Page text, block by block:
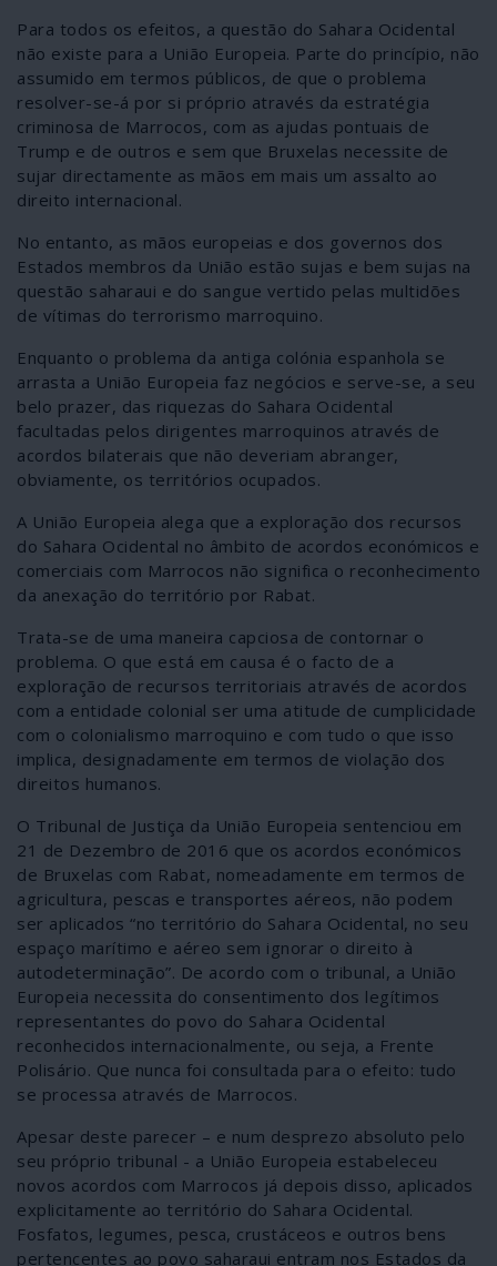
Para todos os efeitos, a questão do Sahara Ocidental
não existe para a União Europeia. Parte do princípio, não
assumido em termos públicos, de que o problema
resolver-se-á por si próprio através da estratégia
criminosa de Marrocos, com as ajudas pontuais de
Trump e de outros e sem que Bruxelas necessite de
sujar directamente as mãos em mais um assalto ao
direito internacional.
No entanto, as mãos europeias e dos governos dos
Estados membros da União estão sujas e bem sujas na
questão saharaui e do sangue vertido pelas multidões
de vítimas do terrorismo marroquino.
Enquanto o problema da antiga colónia espanhola se
arrasta a União Europeia faz negócios e serve-se, a seu
belo prazer, das riquezas do Sahara Ocidental
facultadas pelos dirigentes marroquinos através de
acordos bilaterais que não deveriam abranger,
obviamente, os territórios ocupados.
A União Europeia alega que a exploração dos recursos
do Sahara Ocidental no âmbito de acordos económicos e
comerciais com Marrocos não significa o reconhecimento
da anexação do território por Rabat.
Trata-se de uma maneira capciosa de contornar o
problema. O que está em causa é o facto de a
exploração de recursos territoriais através de acordos
com a entidade colonial ser uma atitude de cumplicidade
com o colonialismo marroquino e com tudo o que isso
implica, designadamente em termos de violação dos
direitos humanos.
O Tribunal de Justiça da União Europeia sentenciou em
21 de Dezembro de 2016 que os acordos económicos
de Bruxelas com Rabat, nomeadamente em termos de
agricultura, pescas e transportes aéreos, não podem
ser aplicados “no território do Sahara Ocidental, no seu
espaço marítimo e aéreo sem ignorar o direito à
autodeterminação”. De acordo com o tribunal, a União
Europeia necessita do consentimento dos legítimos
representantes do povo do Sahara Ocidental
reconhecidos internacionalmente, ou seja, a Frente
Polisário. Que nunca foi consultada para o efeito: tudo
se processa através de Marrocos.
Apesar deste parecer – e num desprezo absoluto pelo
seu próprio tribunal - a União Europeia estabeleceu
novos acordos com Marrocos já depois disso, aplicados
explicitamente ao território do Sahara Ocidental.
Fosfatos, legumes, pesca, crustáceos e outros bens
pertencentes ao povo saharaui entram nos Estados da